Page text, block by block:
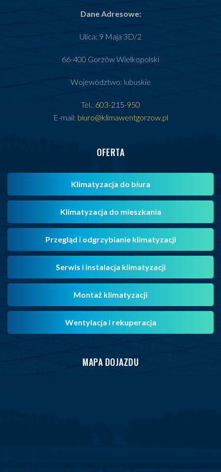
Dane Adresowe:
Ulica: 9 Maja 3D/2
66-400 Gorzów Wielkopolski
Województwo: lubuskie
Tel.: 603-215-950
E-mail: biuro@klimawentgorzow.pl
OFERTA
Klimatyzacja do biura
Klimatyzacja do mieszkania
Przegląd i odgrzybianie klimatyzacji
Serwis i instalacja klimatyzacji
Montaż klimatyzacji
Wentylacja i rekuperacja
MAPA DOJAZDU